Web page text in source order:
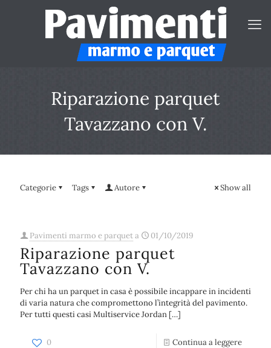
Riparazione parquet
Tavazzano con V.
Categorie Tags Autore Show all
Pavimenti marmo e parqueta 01/10/2019
Riparazione parquet
Tavazzano con V.
Per chi ha un parquet in casa è possibile incappare in incidenti
di varia natura che compromettono l’integrità del pavimento.
Per tutti questi casi Multiservice Jordan […]
0 Continua a leggere